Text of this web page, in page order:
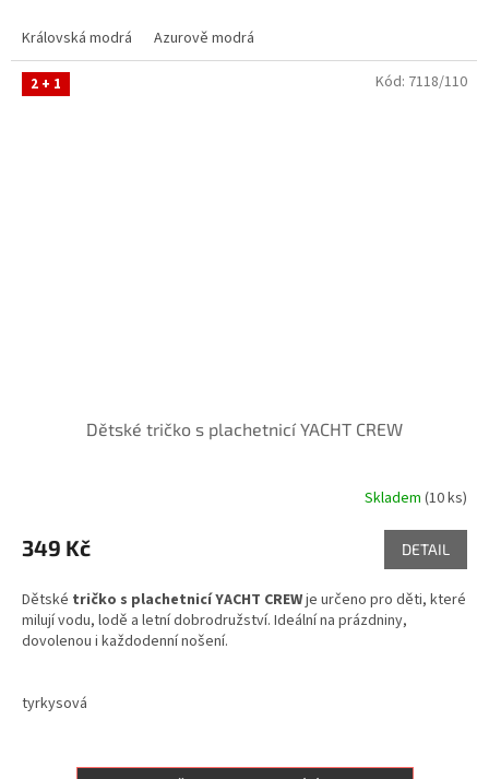
Královská modrá
Azurově modrá
2 + 1
Dětské tričko s plachetnicí YACHT CREW
Skladem (10 ks)
349 Kč DETAIL
Dětské tričko s plachetnicí YACHT CREWje určeno pro děti, které
milují vodu, lodě a letní dobrodružství. Ideální na prázdniny,
dovolenou i každodenní nošení.
tyrkysová
Kód: 7118/110